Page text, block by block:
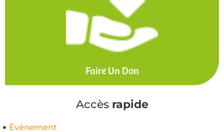
Faire Un Don
Accès rapide
Évènement